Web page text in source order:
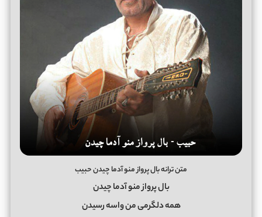
متن ترانه بال پرواز منو آدما چیدن حبیب
بال پرواز منو آدما چیدن
همه دلگرمی من واسه رسیدن